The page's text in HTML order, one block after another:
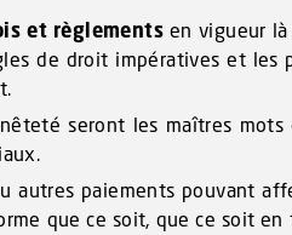
et règlements en vigueur
de droit impératives et les
seront les maîtres mots
autres paiements pouvant
que ce soit, que ce soit en